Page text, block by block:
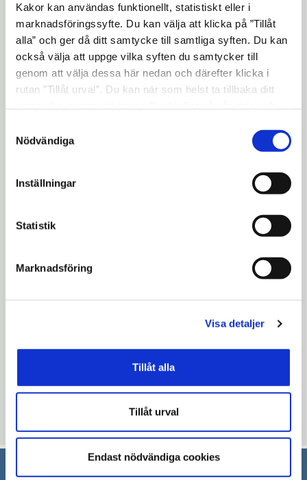
Kakor kan användas funktionellt, statistiskt eller i
marknadsföringssyfte. Du kan välja att klicka på ”Tillåt
alla” och ger då ditt samtycke till samtliga syften. Du kan
också välja att uppge vilka syften du samtycker till
genom att välja dessa här nedan och därefter klicka i
rutan ”Tillåt urval”. Du kan när som helst ta tillbaka ditt
"Visa detaljer" kan du läsa om hur kakorna används och
hur vi och våra leverantörer inhämtar och behandlar
Nödvändiga
Inställningar
Statistik
Marknadsföring
Visa detaljer
Tillåt alla
Tillåt urval
Endast nödvändiga cookies
Diamanten: 08-523 031 16
Önskar ni besöka förskolan är ni välkomna
att kontakta arbetslagsledaren för att boka
tid.
Länkar
Tveta förskoleområde
Kontaktuppgifter
person
Utbildningskontoret
phone 08-523 060 42
hovsjoforskola@skolasodertalje.se
Blev du hjälpt av informationen på den här sidan?